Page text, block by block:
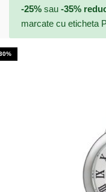
-25% sau -35%
marcate cu eticheta